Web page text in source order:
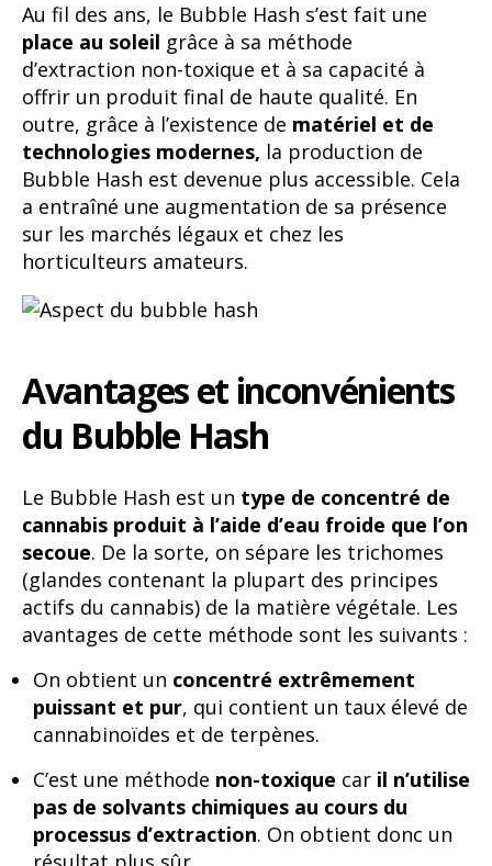
Au fil des ans, le Bubble Hash s’est fait une
place au soleil grâce à sa méthode
d’extraction non-toxique et à sa capacité à
offrir un produit final de haute qualité. En
outre, grâce à l’existence de matériel et de
technologies modernes, la production de
Bubble Hash est devenue plus accessible. Cela
a entraîné une augmentation de sa présence
sur les marchés légaux et chez les
horticulteurs amateurs.
Avantages et inconvénients
du Bubble Hash
Le Bubble Hash est un type de concentré de
cannabis produit à l’aide d’eau froide que l’on
secoue. De la sorte, on sépare les trichomes
(glandes contenant la plupart des principes
actifs du cannabis) de la matière végétale. Les
avantages de cette méthode sont les suivants :
On obtient un concentré extrêmement
puissant et pur, qui contient un taux élevé de
cannabinoïdes et de terpènes.
C’est une méthode non-toxique car il n’utilise
pas de solvants chimiques au cours du
processus d’extraction. On obtient donc un